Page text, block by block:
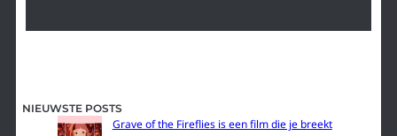
NIEUWSTE POSTS
Grave of the Fireflies is een film die je breekt